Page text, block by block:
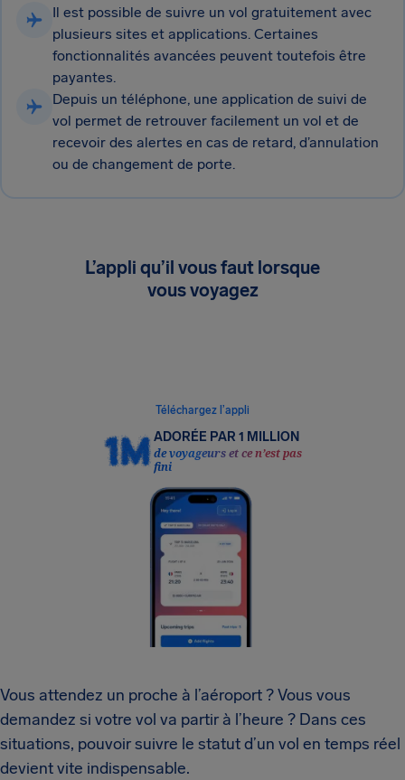
Il est possible de suivre un vol gratuitement avec
plusieurs sites et applications. Certaines
fonctionnalités avancées peuvent toutefois être
payantes.
Depuis un téléphone, une application de suivi de
vol permet de retrouver facilement un vol et de
recevoir des alertes en cas de retard, d’annulation
ou de changement de porte.
L’appli qu’il vous faut lorsque
vous voyagez
Téléchargez l’appli
ADORÉE PAR 1 MILLION
de voyageurs et ce n’est pas
fini
Vous attendez un proche à l’aéroport ? Vous vous
demandez si votre vol va partir à l’heure ? Dans ces
situations, pouvoir suivre le statut d’un vol en temps réel
devient vite indispensable.